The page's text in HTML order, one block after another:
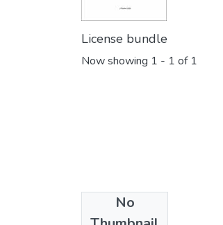
License bundle
Now showing 1 - 1 of 1
No
Collections